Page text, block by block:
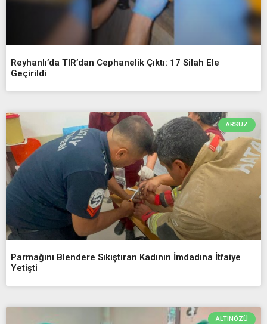
Reyhanlı’da TIR’dan Cephanelik Çıktı: 17 Silah Ele
Geçirildi
ARSUZ
Parmağını Blendere Sıkıştıran Kadının İmdadına İtfaiye
Yetişti
ALTINÖZÜ